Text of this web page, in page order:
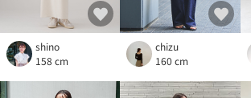
shino
158 cm
chizu
160 cm